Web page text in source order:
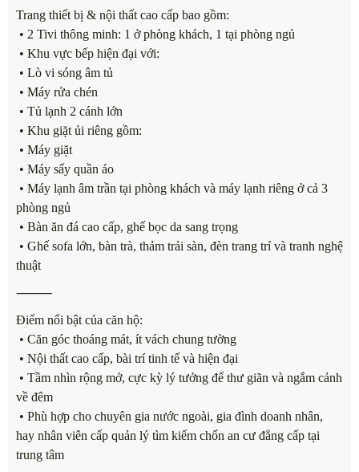
Trang thiết bị & nội thất cao cấp bao gồm:
• 2 Tivi thông minh: 1 ở phòng khách, 1 tại phòng ngủ
• Khu vực bếp hiện đại với:
• Lò vi sóng âm tủ
• Máy rửa chén
• Tủ lạnh 2 cánh lớn
• Khu giặt ủi riêng gồm:
• Máy giặt
• Máy sấy quần áo
• Máy lạnh âm trần tại phòng khách và máy lạnh riêng ở cả 3
phòng ngủ
• Bàn ăn đá cao cấp, ghế bọc da sang trọng
• Ghế sofa lớn, bàn trà, thảm trải sàn, đèn trang trí và tranh nghệ
thuật
⸻
Điểm nổi bật của căn hộ:
• Căn góc thoáng mát, ít vách chung tường
• Nội thất cao cấp, bài trí tinh tế và hiện đại
• Tầm nhìn rộng mở, cực kỳ lý tưởng để thư giãn và ngắm cảnh
về đêm
• Phù hợp cho chuyên gia nước ngoài, gia đình doanh nhân,
hay nhân viên cấp quản lý tìm kiếm chốn an cư đẳng cấp tại
trung tâm